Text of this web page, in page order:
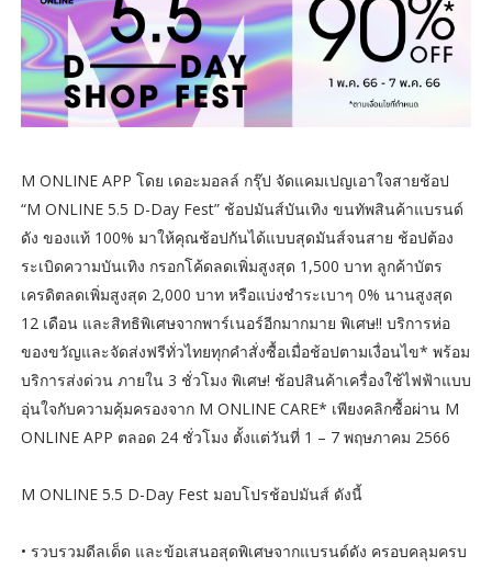
M ONLINE APP โดย เดอะมอลล์ กรุ๊ป จัดแคมเปญเอาใจสายช้อป
“M ONLINE 5.5 D-Day Fest” ช้อปมันส์บันเทิง ขนทัพสินค้าแบรนด์
ดัง ของแท้ 100% มาให้คุณช้อปกันได้แบบสุดมันส์จนสาย ช้อปต้อง
ระเบิดความบันเทิง กรอกโค้ดลดเพิ่มสูงสุด 1,500 บาท ลูกค้าบัตร
เครดิตลดเพิ่มสูงสุด 2,000 บาท หรือแบ่งชำระเบาๆ 0% นานสูงสุด
12 เดือน และสิทธิพิเศษจากพาร์เนอร์อีกมากมาย พิเศษ!! บริการห่อ
ของขวัญและจัดส่งฟรีทั่วไทยทุกคำสั่งซื้อเมื่อช้อปตามเงื่อนไข* พร้อม
บริการส่งด่วน ภายใน 3 ชั่วโมง พิเศษ! ช้อปสินค้าเครื่องใช้ไฟฟ้าแบบ
อุ่นใจกับความคุ้มครองจาก M ONLINE CARE* เพียงคลิกซื้อผ่าน M
ONLINE APP ตลอด 24 ชั่วโมง ตั้งแต่วันที่ 1 – 7 พฤษภาคม 2566
M ONLINE 5.5 D-Day Fest มอบโปรช้อปมันส์ ดังนี้
• รวบรวมดีลเด็ด และข้อเสนอสุดพิเศษจากแบรนด์ดัง ครอบคลุมครบ